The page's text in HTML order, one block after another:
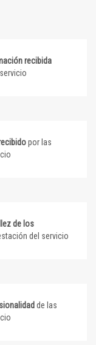
recibida
por las
de los
del servicio
de las